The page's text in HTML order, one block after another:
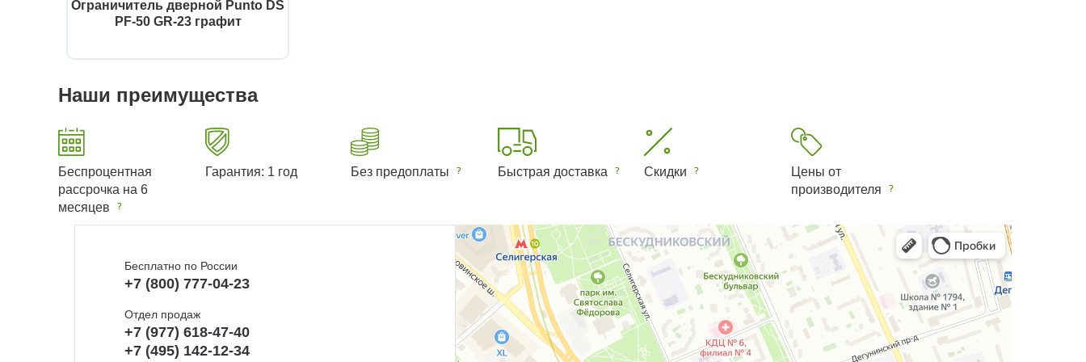
Ограничитель дверной Punto DS
PF-50 GR-23 графит
Наши преимущества
Беспроцентная
рассрочка на 6
месяцев
Гарантия: 1 год Без предоплаты Быстрая доставка Скидки
Цены от
производителя
Бесплатно по России
+7 (800) 777-04-23
Отдел продаж
+7 (977) 618-47-40
+7 (495) 142-12-34